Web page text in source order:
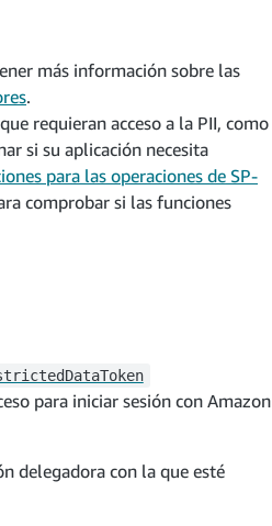
más información sobre las
.
requieran acceso a la PII, como
si su aplicación necesita
para las operaciones de SP-
comprobar si las funciones
para iniciar sesión con Amazon
delegadora con la que esté